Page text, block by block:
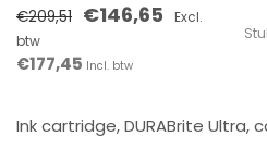
€209,51 €146,65
Excl.
btw
€177,45 Incl. btw
Ink cartridge, DURABrite Ultra,